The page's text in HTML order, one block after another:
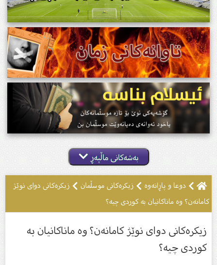
بەشەکانی ماڵپەڕ
دوعا و پاڕانه‌وه‌ زیکرەکانى موسڵمان
زيكرەکانى دوای نوێژ
کامانەن؟ وە ماناکانیان بە کوردی چیە؟
زيكرەکانى دوای نوێژ کامانەن؟ وە ماناکانیان بە
کوردی چیە؟